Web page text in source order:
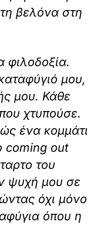
βελόνα στη
φιλοδοξία.
μου,
μου. Κάθε
χτυπούσε.
ένα κομμάτι
coming out
του
ψυχή μου σε
όχι μόνο
όπου η